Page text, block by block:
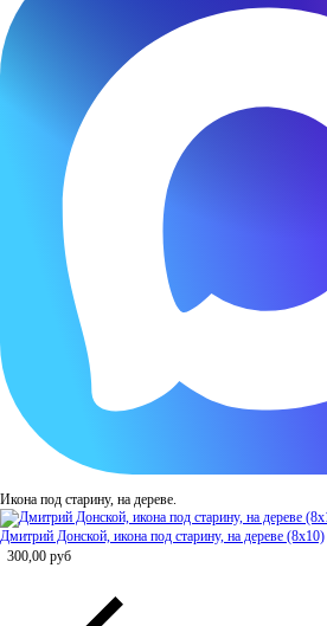
Икона под старину, на дереве.
Дмитрий Донской, икона под старину, на дереве (8x10)
300,00 руб